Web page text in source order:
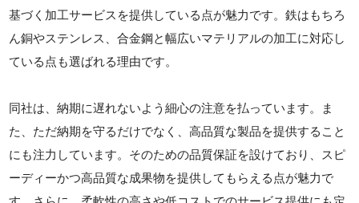
基づく加工サービスを提供している点が魅力です。鉄はもちろ
ん銅やステンレス、合金鋼と幅広いマテリアルの加工に対応し
ている点も選ばれる理由です。
同社は、納期に遅れないよう細心の注意を払っています。ま
た、ただ納期を守るだけでなく、高品質な製品を提供すること
にも注力しています。そのための品質保証を設けており、スピ
ーディーかつ高品質な成果物を提供してもらえる点が魅力で